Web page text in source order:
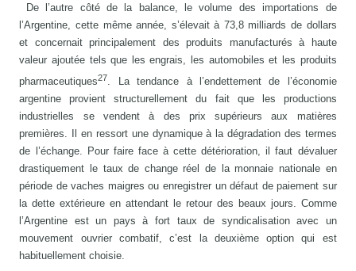
De l’autre côté de la balance, le volume des importations de
l’Argentine, cette même année, s’élevait à 73,8 milliards de dollars
et concernait principalement des produits manufacturés à haute
valeur ajoutée tels que les engrais, les automobiles et les produits
pharmaceutiques27. La tendance à l’endettement de l’économie
argentine provient structurellement du fait que les productions
industrielles se vendent à des prix supérieurs aux matières
premières. Il en ressort une dynamique à la dégradation des termes
de l’échange. Pour faire face à cette détérioration, il faut dévaluer
drastiquement le taux de change réel de la monnaie nationale en
période de vaches maigres ou enregistrer un défaut de paiement sur
la dette extérieure en attendant le retour des beaux jours. Comme
l’Argentine est un pays à fort taux de syndicalisation avec un
mouvement ouvrier combatif, c’est la deuxième option qui est
habituellement choisie.